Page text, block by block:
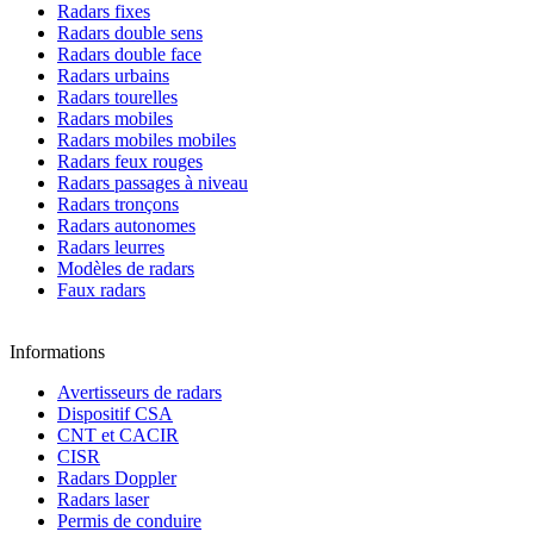
Radars fixes
Radars double sens
Radars double face
Radars urbains
Radars tourelles
Radars mobiles
Radars mobiles mobiles
Radars feux rouges
Radars passages à niveau
Radars tronçons
Radars autonomes
Radars leurres
Modèles de radars
Faux radars
Informations
Avertisseurs de radars
Dispositif CSA
CNT et CACIR
CISR
Radars Doppler
Radars laser
Permis de conduire